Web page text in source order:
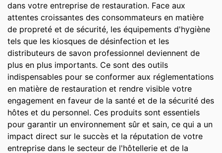
dans votre entreprise de restauration. Face aux
attentes croissantes des consommateurs en matière
de propreté et de sécurité, les équipements d'hygiène
tels que les kiosques de désinfection et les
distributeurs de savon professionnel deviennent de
plus en plus importants. Ce sont des outils
indispensables pour se conformer aux réglementations
en matière de restauration et rendre visible votre
engagement en faveur de la santé et de la sécurité des
hôtes et du personnel. Ces produits sont essentiels
pour garantir un environnement sûr et sain, ce qui a un
impact direct sur le succès et la réputation de votre
entreprise dans le secteur de l'hôtellerie et de la